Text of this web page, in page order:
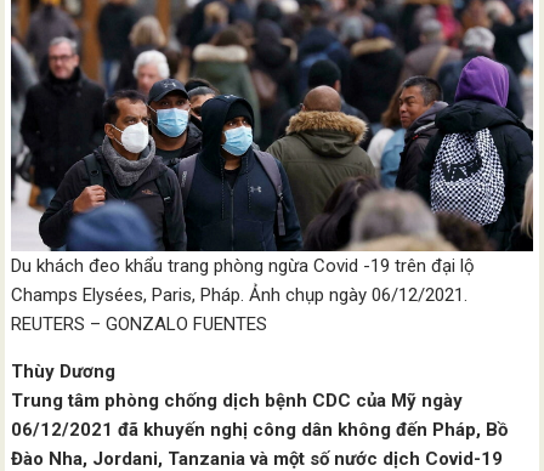
Du khách đeo khẩu trang phòng ngừa Covid -19 trên đại lộ
Champs Elysées, Paris, Pháp. Ảnh chụp ngày 06/12/2021.
REUTERS – GONZALO FUENTES
Thùy Dương
Trung tâm phòng chống dịch bệnh CDC của Mỹ ngày
06/12/2021 đã khuyến nghị công dân không đến Pháp, Bồ
Đào Nha, Jordani, Tanzania và một số nước dịch Covid-19